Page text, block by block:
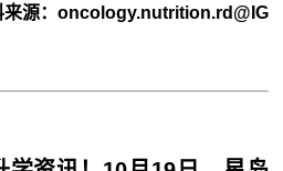
来源：oncology.nutrition.rd@IG